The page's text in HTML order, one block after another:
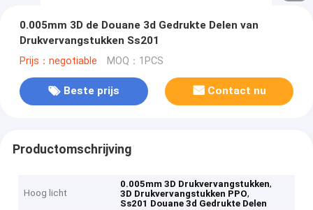
0.005mm 3D de Douane 3d Gedrukte Delen van
Drukvervangstukken Ss201
Prijs：negotiable MOQ：1PCS
Beste prijs Contact nu
Productomschrijving
Hoog licht
0.005mm 3D Drukvervangstukken,
3D Drukvervangstukken PPO,
Ss201 Douane 3d Gedrukte Delen